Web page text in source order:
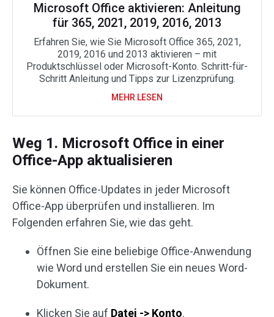
Microsoft Office aktivieren: Anleitung
für 365, 2021, 2019, 2016, 2013
Erfahren Sie, wie Sie Microsoft Office 365, 2021,
2019, 2016 und 2013 aktivieren – mit
Produktschlüssel oder Microsoft-Konto. Schritt-für-
Schritt Anleitung und Tipps zur Lizenzprüfung.
MEHR LESEN
Weg 1. Microsoft Office in einer
Office-App aktualisieren
Sie können Office-Updates in jeder Microsoft
Office-App überprüfen und installieren. Im
Folgenden erfahren Sie, wie das geht.
Öffnen Sie eine beliebige Office-Anwendung
wie Word und erstellen Sie ein neues Word-
Dokument.
Klicken Sie auf Datei -> Konto.